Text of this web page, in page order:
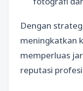
Dengan
meningkatkan
memperluas
reputasi